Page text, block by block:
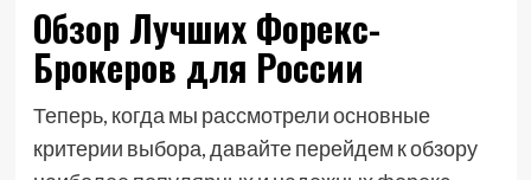
Обзор Лучших Форекс-
Брокеров для России
Теперь, когда мы рассмотрели основные
критерии выбора, давайте перейдем к обзору